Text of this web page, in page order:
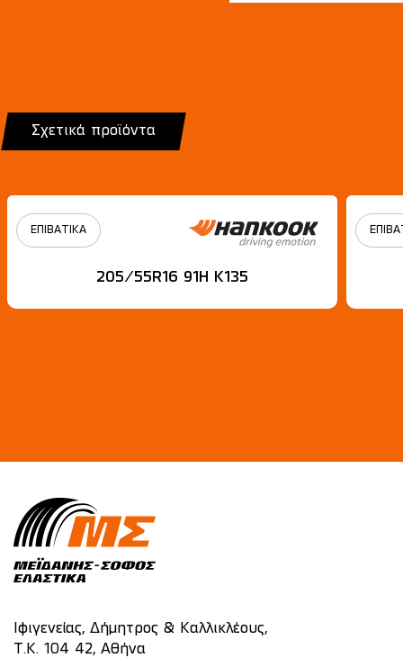
Σχετικά προϊόντα
ΕΠΙΒΑΤΙΚΑ
205/55R16 91H Κ135
Ιφιγενείας, Δήμητρος & Καλλικλέους,
Τ.Κ. 104 42, Αθήνα